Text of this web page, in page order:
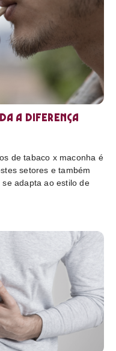
a diferença
de tabaco x maconha é
setores e também
adapta ao estilo de